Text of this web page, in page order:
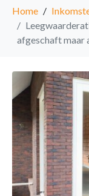
Home
afgeschaft maar